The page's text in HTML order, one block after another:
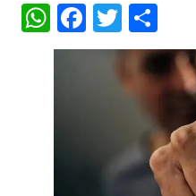
WhatsApp
Facebook
Twitter